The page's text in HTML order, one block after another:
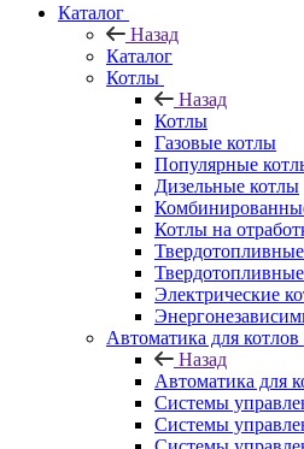
Каталог
Назад
Каталог
Котлы
Назад
Котлы
Газовые котлы
Популярные
Дизельные котлы
Котлы на
Электрические
Автоматика для котлов
Назад
Автоматика для
Системы
Системы